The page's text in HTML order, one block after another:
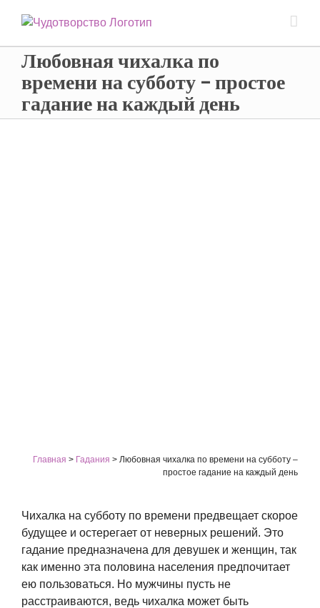
Любовная чихалка по
времени на субботу – простое
гадание на каждый день
Главная > Гадания > Любовная чихалка по времени на субботу –
простое гадание на каждый день
Чихалка на субботу по времени предвещает скорое
будущее и остерегает от неверных решений. Это
гадание предназначена для девушек и женщин, так
как именно эта половина населения предпочитает
ею пользоваться. Но мужчины пусть не
расстраиваются, ведь чихалка может быть